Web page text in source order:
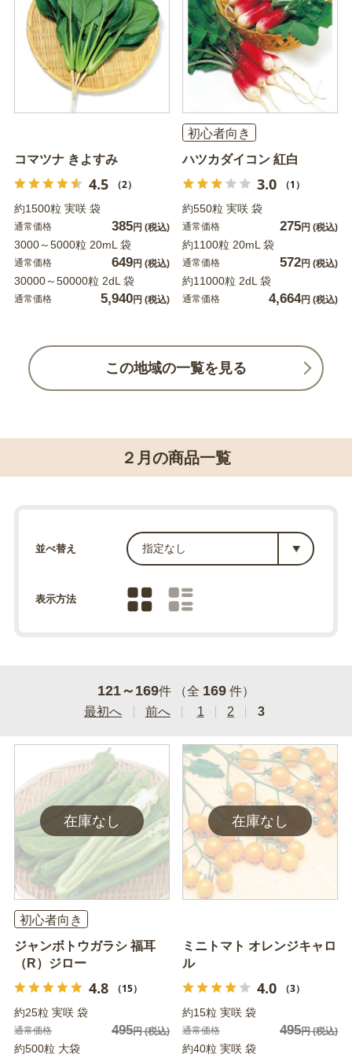
コマツナ きよすみ
4.5 （2）
約1500粒 実咲 袋
通常価格 385円 (税込)
3000～5000粒 20mL 袋
通常価格 649円 (税込)
30000～50000粒 2dL 袋
通常価格 5,940円 (税込)
初心者向き
ハツカダイコン 紅白
3.0 （1）
約550粒 実咲 袋
通常価格 275円 (税込)
約1100粒 20mL 袋
通常価格 572円 (税込)
約11000粒 2dL 袋
通常価格 4,664円 (税込)
この地域の一覧を見る
２月の商品一覧
並べ替え
表示方法
121～169件 （全 169 件）
最初へ
前へ 1 2 3
初心者向き
ジャンボトウガラシ 福耳
（R）ジロー
4.8 （15）
約25粒 実咲 袋
通常価格 495円(税込)
約500粒 大袋
ミニトマト オレンジキャロ
ル
4.0 （3）
約15粒 実咲 袋
通常価格 495円(税込)
約40粒 実咲 袋